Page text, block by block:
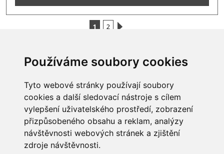
Používáme soubory cookies
Tyto webové stránky používají soubory
cookies a další sledovací nástroje s cílem
vylepšení uživatelského prostředí, zobrazení
přizpůsobeného obsahu a reklam, analýzy
návštěvnosti webových stránek a zjištění
zdroje návštěvnosti.
1 2
Obchodní podmínky
Zpracování a ochrana
osobních údajů
Jak nakupovat
O nás
Kontakt
Všechna práva vyhrazena
Bravura s.r.o. © 2026
profesionální webové stránky: triangl web